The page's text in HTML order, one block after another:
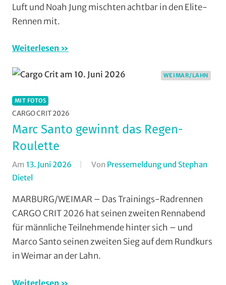
Mountainbike,
Multimedia
Gießen
Wieseck,
Schotten
Vereine
Luft und Noah Jung mischten achtbar in den Elite-
Rennen mit.
Weiterlesen
WEIMAR/LAHN
MIT FOTOS
CARGO CRIT 2026
Marc Santo gewinnt das Regen-
Roulette
Am 13. Juni 2026 Von Pressemeldung und Stephan
Dietel
Jedermann,
Mit
Fotos,
Multimedia,
Orte,
Marburg,
MARBURG/WEIMAR – Das Trainings-Radrennen
CARGO CRIT 2026 hat seinen zweiten Rennabend
für männliche Teilnehmende hinter sich – und
Marco Santo seinen zweiten Sieg auf dem Rundkurs
in Weimar an der Lahn.